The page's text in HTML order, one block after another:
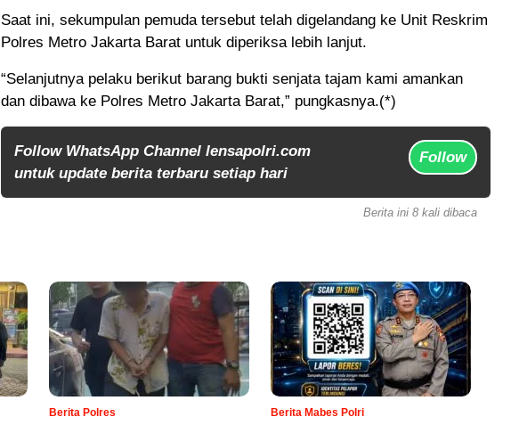
Saat ini, sekumpulan pemuda tersebut telah digelandang ke Unit Reskrim
Polres Metro Jakarta Barat untuk diperiksa lebih lanjut.
“Selanjutnya pelaku berikut barang bukti senjata tajam kami amankan
dan dibawa ke Polres Metro Jakarta Barat,” pungkasnya.(*)
Follow WhatsApp Channel lensapolri.com
untuk update berita terbaru setiap hari
Follow
Berita ini 8 kali dibaca
Berita Polres Berita Mabes Polri